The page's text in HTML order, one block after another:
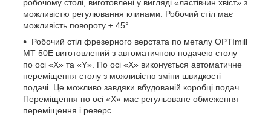
робочому столі, виготовлені у вигляді «ластівчин хвіст» з
можливістю регулювання клинами. Робочий стіл має
можливість повороту ± 45°.
Робочий стіл фрезерного верстата по металу OPTImill
MT 50E виготовлений з автоматичною подачею столу
по осі «X» та «Y». По осі «Х» виконується автоматичне
переміщення столу з можливістю зміни швидкості
подачі. Це можливо завдяки вбудованій коробці подач.
Переміщення по осі «X» має регульоване обмеження
переміщення і реверс.